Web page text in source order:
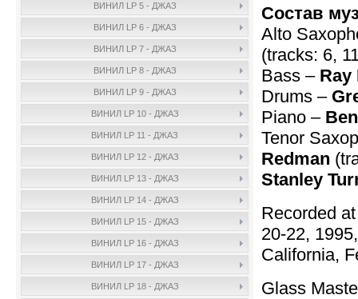
ВИНИЛ LP 5 - ДЖАЗ
ВИНИЛ LP 6 - ДЖАЗ
ВИНИЛ LP 7 - ДЖАЗ
ВИНИЛ LP 8 - ДЖАЗ
ВИНИЛ LP 9 - ДЖАЗ
ВИНИЛ LP 10 - ДЖАЗ
ВИНИЛ LP 11 - ДЖАЗ
ВИНИЛ LP 12 - ДЖАЗ
ВИНИЛ LP 13 - ДЖАЗ
ВИНИЛ LP 14 - ДЖАЗ
ВИНИЛ LP 15 - ДЖАЗ
ВИНИЛ LP 16 - ДЖАЗ
ВИНИЛ LP 17 - ДЖАЗ
ВИНИЛ LP 18 - ДЖАЗ
Состав
Alto
(tracks: 6,
Bass – Ray
Drums –
Piano –
Tenor
Redman
Stanley
Recorded
20-22,
California,
Glass